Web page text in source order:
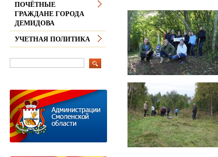
ПОЧЁТНЫЕ
ГРАЖДАНЕ ГОРОДА
ДЕМИДОВА
УЧЕТНАЯ ПОЛИТИКА